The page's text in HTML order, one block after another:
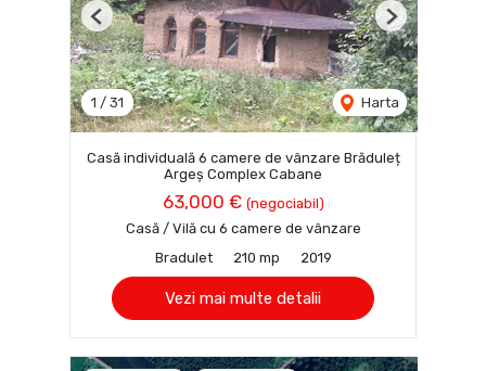
1 / 31 Harta
Previous Next
Casă individuală 6 camere de vânzare Brăduleț
Argeș Complex Cabane
63,000 € (negociabil)
Casă / Vilă cu 6 camere de vânzare
Bradulet
210 mp 2019
Vezi mai multe detalii